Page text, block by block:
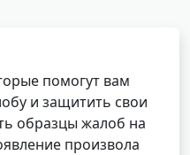
помогут вам
и защитить свои
образцы жалоб на
произвола